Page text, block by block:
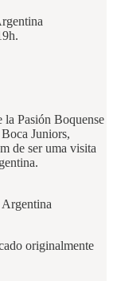
la Pasión Boquense
Juniors,
de ser uma visita
originalmente